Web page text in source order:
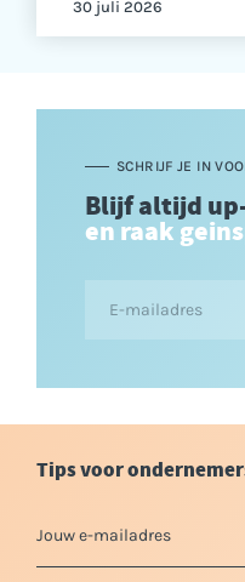
30 juli 2026
SCHRIJF JE IN
Blijf altijd
en raak
Tips voor